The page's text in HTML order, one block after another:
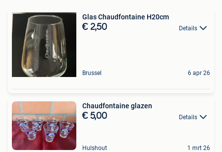
Glas Chaudfontaine H20cm
€ 2,50 Details
Brussel 6 apr 26
Chaudfontaine glazen
€ 5,00 Details
Hulshout 1 mrt 26